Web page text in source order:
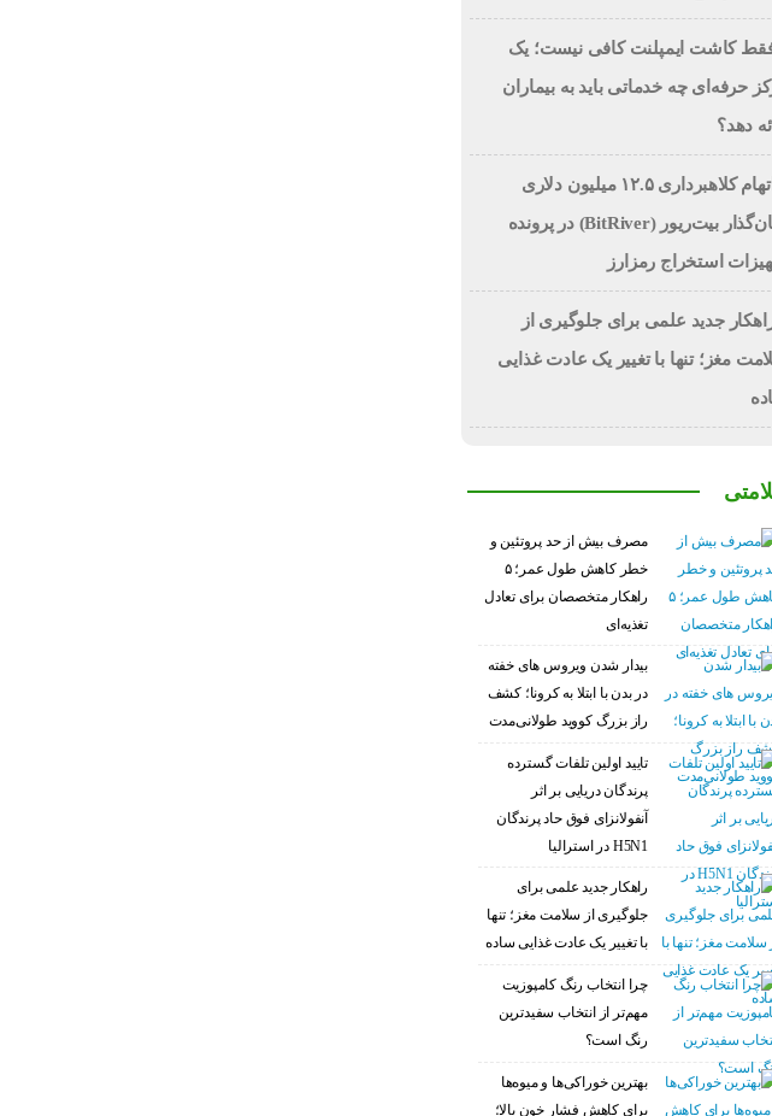
کاشت ایمپلنت کافی نیست؛ یک
حرفه‌ای چه خدماتی باید به بیماران
دهد؟
اتهام کلاهبرداری ۱۲.۵ میلیون دلاری
بنیان‌گذار بیت‌ریور (BitRiver) در پرونده
استخراج رمزارز
جدید علمی برای جلوگیری از
مغز؛ تنها با تغییر یک عادت غذایی
مصرف بیش از حد پروتئین و
خطر کاهش طول عمر؛ ۵
راهکار متخصصان برای تعادل
تغذیه‌ای
بیدار شدن ویروس‌ های خفته
در بدن با ابتلا به کرونا؛ کشف
راز بزرگ کووید طولانی‌مدت
تایید اولین تلفات گسترده
پرندگان دریایی بر اثر
آنفولانزای فوق حاد پرندگان
H5N1 در استرالیا
راهکار جدید علمی برای
جلوگیری از سلامت مغز؛ تنها
با تغییر یک عادت غذایی ساده
چرا انتخاب رنگ کامپوزیت
مهم‌تر از انتخاب سفیدترین
رنگ است؟
بهترین خوراکی‌ها و میوه‌ها
برای کاهش فشار خون بالا؛